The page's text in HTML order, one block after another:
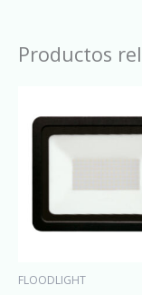
Productos
FLOODLIGHT